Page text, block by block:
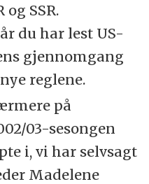
og SSR.
du har lest US-
gjennomgang
reglene.
på
03-sesongen
i, vi har selvsagt
Madelene